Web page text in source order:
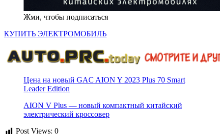
Жми, чтобы подписаться
КУПИТЬ ЭЛЕКТРОМОБИЛЬ
Цена на новый GAC AION Y 2023 Plus 70 Smart
Leader Edition
AION V Plus — новый компактный китайский
электрический кроссовер
Post Views: 0